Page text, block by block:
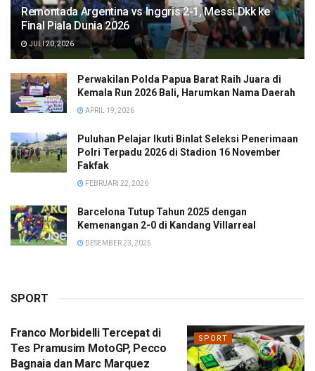
Remontada Argentina vs Inggris 2-1, Messi Dkk ke
Final Piala Dunia 2026
JULI 20, 2026
Perwakilan Polda Papua Barat Raih Juara di
Kemala Run 2026 Bali, Harumkan Nama Daerah
APRIL 19, 2026
Puluhan Pelajar Ikuti Binlat Seleksi Penerimaan
Polri Terpadu 2026 di Stadion 16 November
Fakfak
FEBRUARI 22, 2026
Barcelona Tutup Tahun 2025 dengan
Kemenangan 2-0 di Kandang Villarreal
DESEMBER 23, 2025
SPORT
SPORT
Franco Morbidelli Tercepat di
Tes Pramusim MotoGP, Pecco
Bagnaia dan Marc Marquez